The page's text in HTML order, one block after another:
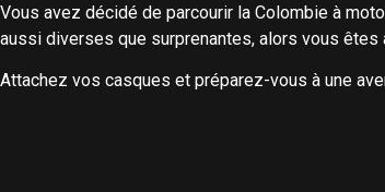
Vous avez décidé de parcourir la Colombie à
aussi diverses que surprenantes, alors vous êtes
Attachez vos casques et préparez-vous à une